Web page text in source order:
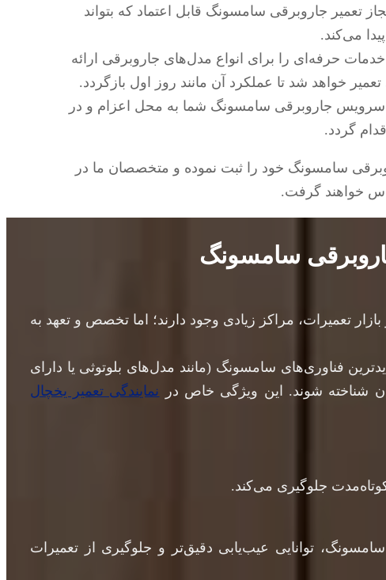
جاروبرقی سامسونگ قابل اعتماد که بتواند
می‌کند.
حرفه‌ای را برای انواع مدل‌های جاروبرقی ارائه
خواهد شد تا عملکرد آن مانند روز اول بازگردد.
سرویس جاروبرقی سامسونگ شما به محل اعزام و در
گردد.
سامسونگ خود را ثبت نموده و متخصصان ما در
خواهند گرفت.
سامسونگ
تعمیرات، مراکز زیادی وجود دارند؛ اما تخصص و تعهد به
فناوری‌های سامسونگ (مانند مدل‌های بلوتوثی یا دارای
شناخته شوند. این ویژگی خاص در نمایندگی تعمیر یخچال
جلوگیری می‌کند.
توانایی عیب‌یابی دقیق‌تر و جلوگیری از تعمیرات